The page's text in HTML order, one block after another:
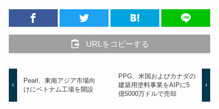
URLをコピーする
Pearl、東南アジア市場向
けにベトナム工場を開設
PPG、米国およびカナダの
建築用塗料事業をAIPに5
億5000万ドルで売却